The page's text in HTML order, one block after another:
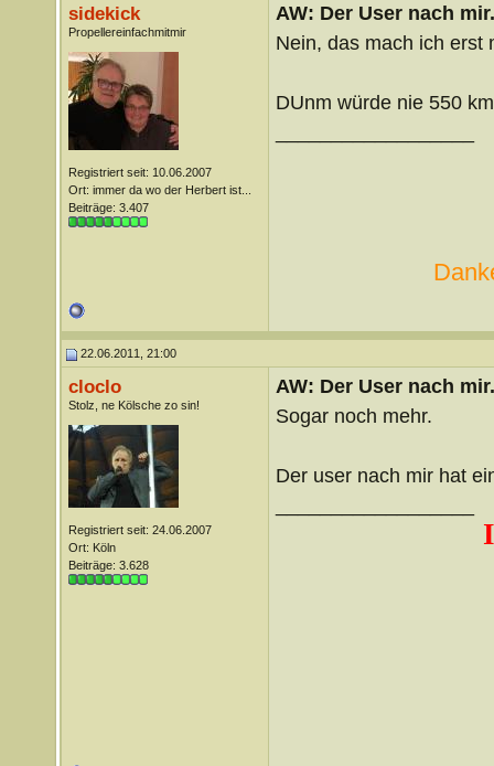
sidekick
Propellereinfachmitmir
Registriert seit: 10.06.2007
Ort: immer da wo der Herbert ist...
Beiträge: 3.407
AW: Der User nach
Nein, das mach ich erst
DUnm würde nie 550
22.06.2011, 21:00
cloclo
Stolz, ne Kölsche zo sin!
Registriert seit: 24.06.2007
Ort: Köln
Beiträge: 3.628
AW: Der User nach
Sogar noch mehr.
Der user nach mir hat